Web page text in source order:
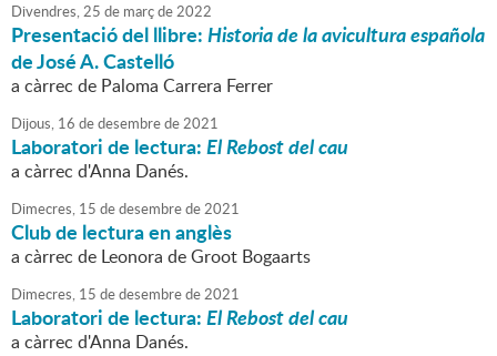
Divendres,25 de marçde2022
Presentació del llibre:Historia de la avicultura española
de José A. Castelló
a càrrec de Paloma Carrera Ferrer
Dijous, 16 dedesembrede2021
Laboratori de lectura:El Rebost del cau
a càrrec d'Anna Danés.
Dimecres, 15 dedesembrede2021
Club de lectura en anglès
a càrrec de Leonora de Groot Bogaarts
Dimecres, 15 dedesembrede2021
Laboratori de lectura:El Rebost del cau
a càrrec d'Anna Danés.